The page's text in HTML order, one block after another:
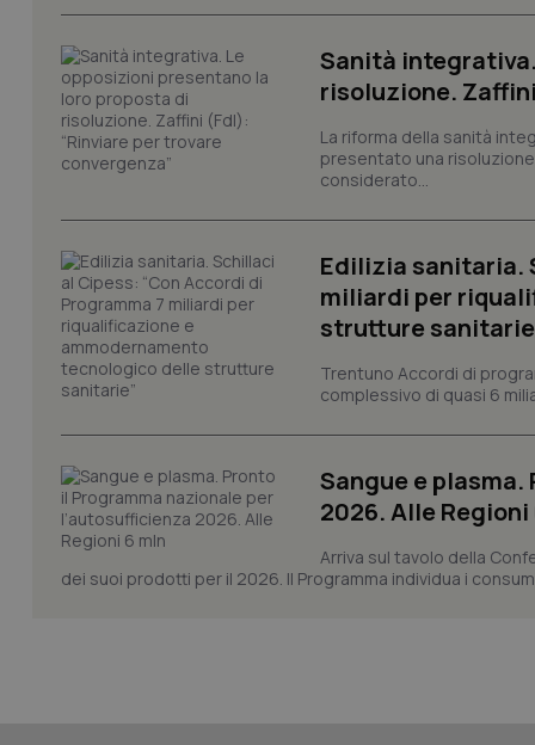
Sanità
risoluzione.
La riforma della sanità
presentato una
considerato...
Edilizia sanitaria.
miliardi per
strutture
Trentuno Accordi di
complessivo di quasi 6
Sangue e
2026. Alle Regioni
Arriva sul tavolo della
dei suoi prodotti per il 2026. Il Programma individua i
I cookie necessari
Nome
tracking-sites-
tracking-enable
tracking-sites-
session-id